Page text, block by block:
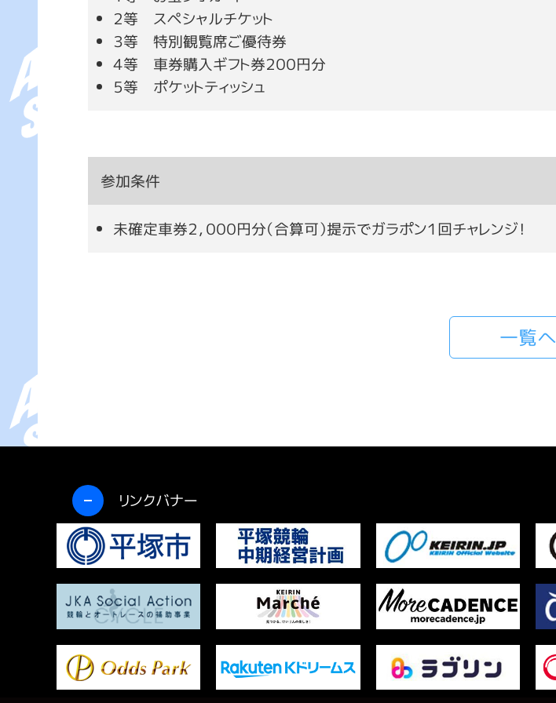
２等 スペシャルチケット
３等 特別観覧席ご優待券
４等 車券購入ギフト券２００円分
５等 ポケットティッシュ
参加条件
未確定車券２，０００円分（合算可）提示でガラポン１回チャレンジ！
一覧へ
リンクバナー
開く